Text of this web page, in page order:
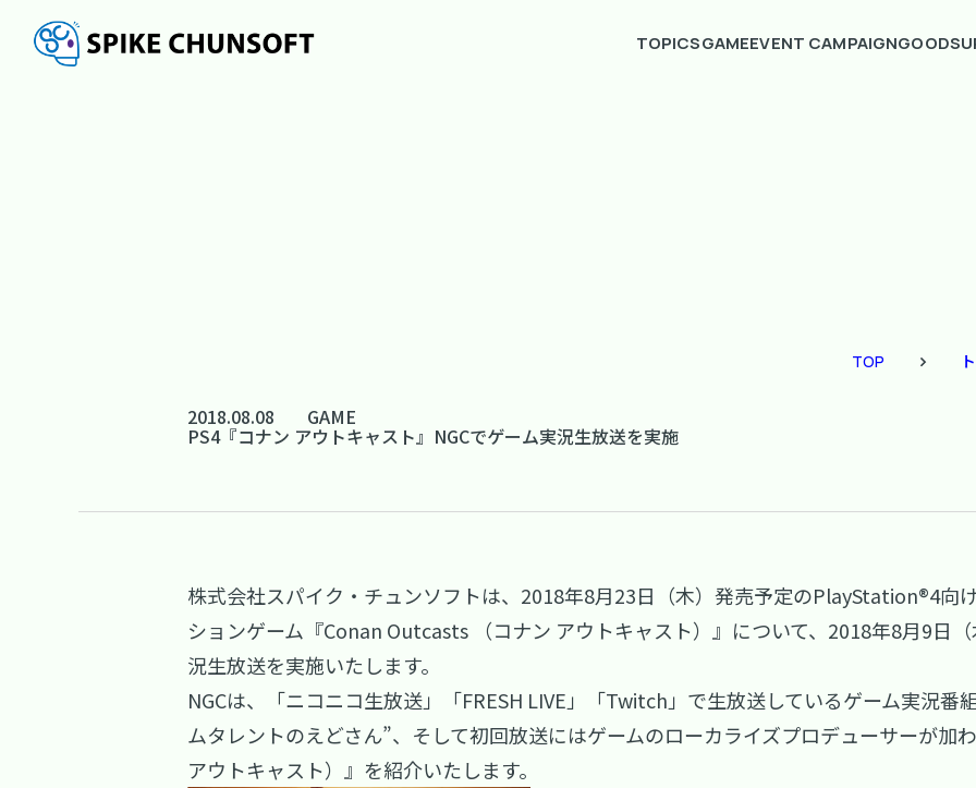
TOPICSGAMEEVENT CAMPAIGNGOODS
TOP
2018.08.08 GAME
PS4『コナン アウトキャスト』NGCでゲーム実況生放送を実施
株式会社スパイク・チュンソフトは、2018年8月23日（木）発売予定のPlayStation®4向
ションゲーム『Conan Outcasts （コナン アウトキャスト）』について、2018年8月9日
況生放送を実施いたします。
NGCは、「ニコニコ生放送」「FRESH LIVE」「Twitch」で生放送しているゲーム実況番
ムタレントのえどさん”、そして初回放送にはゲームのローカライズプロデューサーが加
アウトキャスト）』を紹介いたします。